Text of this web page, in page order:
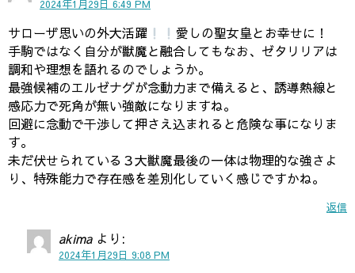
2024年1月29日 6:49 PM
サローザ思いの外大活躍
愛しの聖女皇とお幸せに！
手駒ではなく自分が獣魔と融合してもなお、ゼタリリアは
調和や理想を語れるのでしょうか。
最強候補のエルゼナグが念動力まで備えると、誘導熱線と
感応力で死角が無い強敵になりますね。
回避に念動で干渉して押さえ込まれると危険な事になりま
す。
未だ伏せられている３大獣魔最後の一体は物理的な強さよ
り、特殊能力で存在感を差別化していく感じですかね。
返信
akima より:
2024年1月29日 9:08 PM